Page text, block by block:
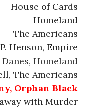
House of Cards
Homeland
The Americans
Henson, Empire
Homeland
The Americans
Orphan Black
with Murder